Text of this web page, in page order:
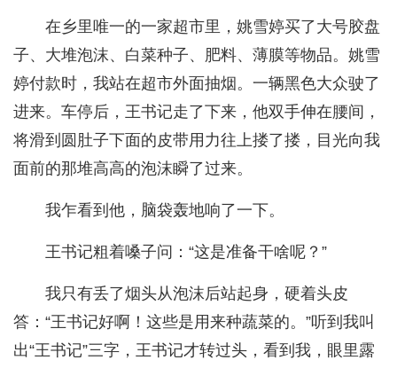
在乡里唯一的一家超市里，姚雪婷买了大号胶盘
子、大堆泡沫、白菜种子、肥料、薄膜等物品。姚雪
婷付款时，我站在超市外面抽烟。一辆黑色大众驶了
进来。车停后，王书记走了下来，他双手伸在腰间，
将滑到圆肚子下面的皮带用力往上搂了搂，目光向我
面前的那堆高高的泡沫瞬了过来。
我乍看到他，脑袋轰地响了一下。
王书记粗着嗓子问：“这是准备干啥呢？”
我只有丢了烟头从泡沫后站起身，硬着头皮
答：“王书记好啊！这些是用来种蔬菜的。”听到我叫
出“王书记”三字，王书记才转过头，看到我，眼里露